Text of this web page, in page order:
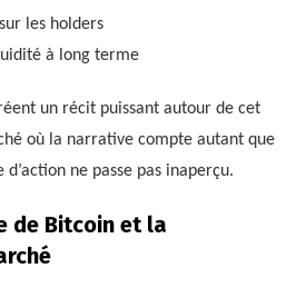
les holders
à long terme
un récit puissant autour de cet
où la narrative compte autant que
ne passe pas inaperçu.
de Bitcoin et la